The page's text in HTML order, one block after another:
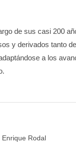
de sus casi 200
y derivados tanto de
a los
Rodal